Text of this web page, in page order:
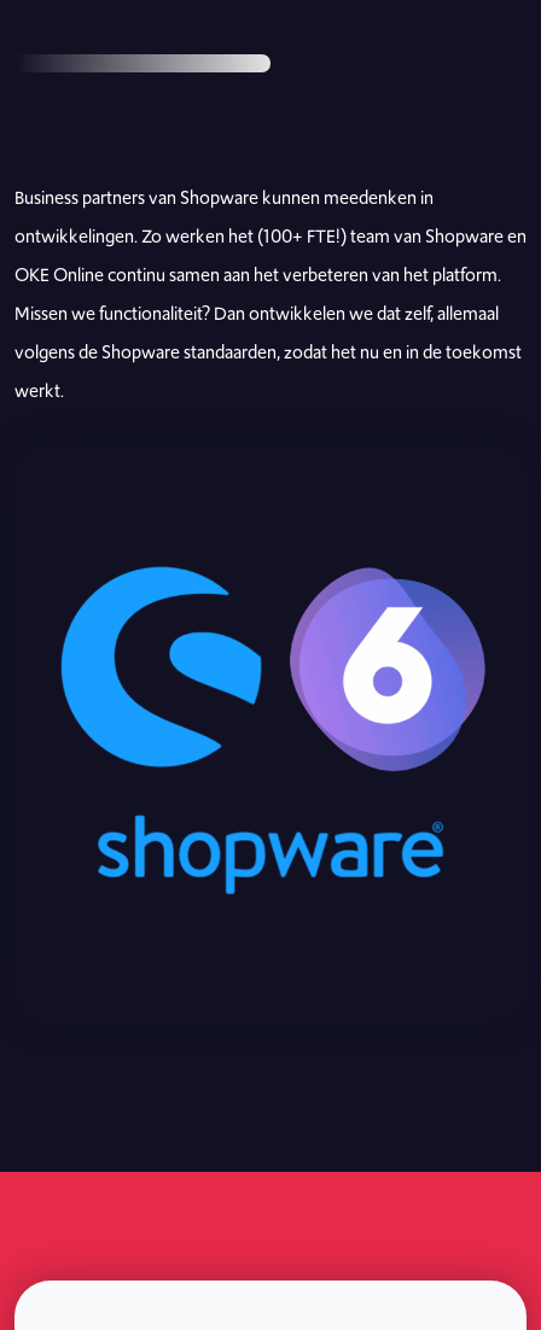
Business partners van Shopware kunnen meedenken in
ontwikkelingen. Zo werken het (100+ FTE!) team van Shopware en
OKE Online continu samen aan het verbeteren van het platform.
Missen we functionaliteit? Dan ontwikkelen we dat zelf, allemaal
volgens de Shopware standaarden, zodat het nu en in de toekomst
werkt.